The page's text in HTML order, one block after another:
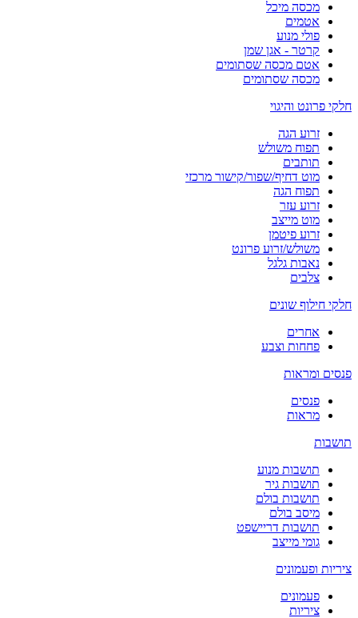
מכסה מיכל
אטמים
פולי מנוע
קרטר - אגן שמן
אטם מכסה שסתומים
מכסה שסתומים
חלקי פרונט והיגוי
זרוע הגה
תפוח משולש
תותבים
מוט דחיף/שפור/קישור מרכזי
תפוח הגה
זרוע עזר
מוט מייצב
זרוע פיטמן
משולש/זרוע פרונט
נאבות גלגל
צלבים
חלקי חילוף שונים
אחרים
פחחות וצבע
פנסים ומראות
פנסים
מראות
תושבות
תושבות מנוע
תושבות גיר
תושבות בולם
מיסב בולם
תושבות דריישפט
גומי מייצב
ציריות ופעמונים
פעמונים
ציריות